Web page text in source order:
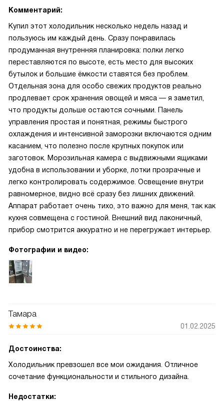
Комментарий:
Купил этот холодильник несколько недель назад и
пользуюсь им каждый день. Сразу понравилась
продуманная внутренняя планировка: полки легко
переставляются по высоте, есть место для высоких
бутылок и большие ёмкости ставятся без проблем.
Отдельная зона для особо свежих продуктов реально
продлевает срок хранения овощей и мяса — я заметил,
что продукты дольше остаются сочными. Панель
управления простая и понятная, режимы быстрого
охлаждения и интенсивной заморозки включаются одним
касанием, что полезно после крупных покупок или
заготовок. Морозильная камера с выдвижными ящиками
удобна в использовании и уборке, лотки прозрачные и
легко контролировать содержимое. Освещение внутри
равномерное, видно всё сразу без лишних движений.
Аппарат работает очень тихо, это важно для меня, так как
кухня совмещена с гостиной. Внешний вид лаконичный,
прибор смотрится аккуратно и не перегружает интерьер.
Фотографии и видео:
Тамара
01.02.2025
Достоинства:
Холодильник превзошел все мои ожидания. Отличное
сочетание функциональности и стильного дизайна.
Недостатки: